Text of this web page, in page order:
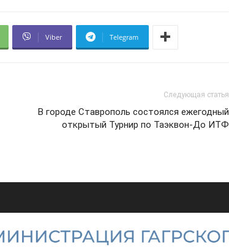
Viber Telegram
Следующая статья
В городе Ставрополь состоялся ежегодный
открытый Турнир по Таэквон-До ИТФ